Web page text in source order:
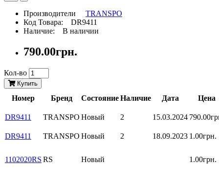
Производители TRANSPO
Код Товара: DR9411
Наличие: В наличии
790.00грн.
Кол-во
Купить
Номер Бренд СостояниеНаличие Дата Цена
DR9411 TRANSPO Новый 2 15.03.2024
DR9411 TRANSPO Новый 2 18.09.2023 1.00грн.
1102020RS RS Новый 1.00грн.